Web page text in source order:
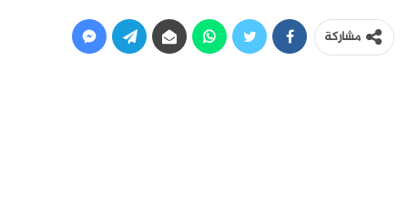
مشاركة